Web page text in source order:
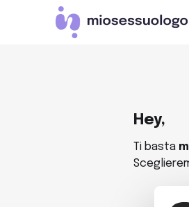
Hey,
Ti basta